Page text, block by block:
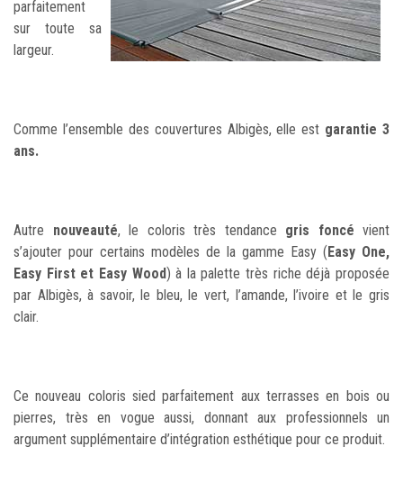
parfaitement
sur toute sa
largeur.
Comme l’ensemble des couvertures Albigès, elle est garantie 3
ans.
Autre nouveauté, le coloris très tendance gris foncé vient
s’ajouter pour certains modèles de la gamme Easy (Easy One,
Easy First et Easy Wood) à la palette très riche déjà proposée
par Albigès, à savoir, le bleu, le vert, l’amande, l’ivoire et le gris
clair.
Ce nouveau coloris sied parfaitement aux terrasses en bois ou
pierres, très en vogue aussi, donnant aux professionnels un
argument supplémentaire d’intégration esthétique pour ce produit.